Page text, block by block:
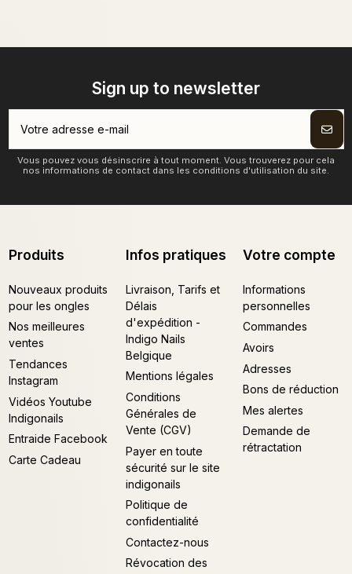
Sign up to newsletter
Vous pouvez vous désinscrire à tout moment. Vous trouverez pour cela
nos informations de contact dans les conditions d'utilisation du site.
Produits
Nouveaux produits
pour les ongles
Nos meilleures
ventes
Tendances
Instagram
Vidéos Youtube
Indigonails
Entraide Facebook
Carte Cadeau
Infos pratiques
Livraison, Tarifs et
Délais
d'expédition -
Indigo Nails
Belgique
Mentions légales
Conditions
Générales de
Vente (CGV)
Payer en toute
sécurité sur le site
indigonails
Politique de
confidentialité
Contactez-nous
Révocation des
Votre compte
Informations
personnelles
Commandes
Avoirs
Adresses
Bons de réduction
Mes alertes
Demande de
rétractation